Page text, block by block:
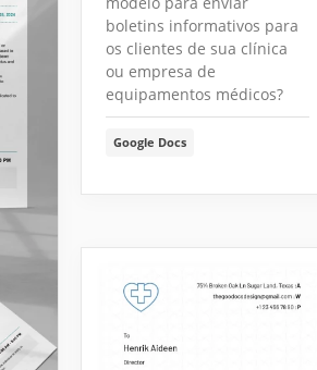
boletins informativos para
os clientes de sua clínica
ou empresa de
equipamentos médicos?
Google Docs